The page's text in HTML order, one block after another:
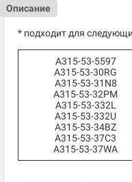
Описание
* подходит для
A315-53-5597
A315-53-30RG
A315-53-31N8
A315-53-32PM
A315-53-332L
A315-53-332U
A315-53-34BZ
A315-53-37C3
A315-53-37WA